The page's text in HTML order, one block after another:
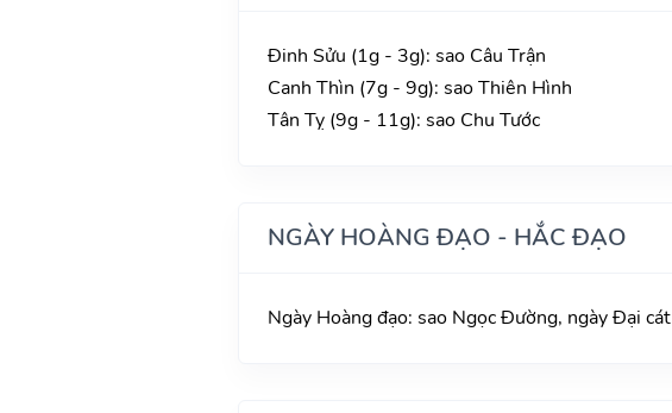
Đinh Sửu (1g - 3g): sao Câu Trận
Canh Thìn (7g - 9g): sao Thiên Hình
Tân Tỵ (9g - 11g): sao Chu Tước
NGÀY HOÀNG ĐẠO - HẮC ĐẠO
Ngày Hoàng đạo: sao Ngọc Đường, ngày Đại cát